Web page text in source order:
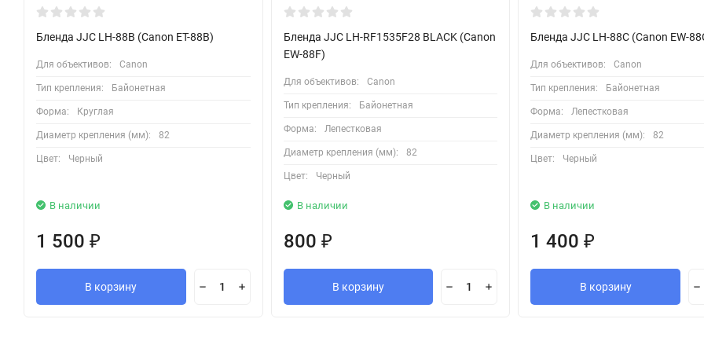
Бленда JJC LH-88B (Canon ET-88B)
Для объективов: Canon
Тип крепления: Байонетная
Форма: Круглая
Диаметр крепления (мм): 82
Цвет: Черный
В наличии
1 500 ₽
В корзину
Бленда JJC LH-RF1535F28 BLACK (Canon
EW-88F)
Для объективов: Canon
Тип крепления: Байонетная
Форма: Лепестковая
Диаметр крепления (мм): 82
Цвет: Черный
В наличии
800 ₽
В корзину
Бленда JJC LH-88С (Canon EW-
Для объективов: Canon
Тип крепления: Байонетная
Форма: Лепестковая
Диаметр крепления (мм): 82
Цвет: Черный
В наличии
1 400₽
В корзину